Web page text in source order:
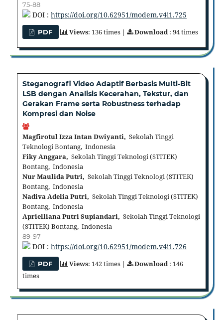
75-88
DOI : https://doi.org/10.62951/modem.v4i1.725
PDF Views: 136 times | Download: 94 times
Steganografi Video Adaptif Berbasis Multi-Bit
LSB dengan Analisis Kecerahan, Tekstur, dan
Gerakan Frame serta Robustness terhadap
Kompresi dan Noise
Magfirotul Izza Intan Dwiyanti, Sekolah Tinggi
Teknologi Bontang, Indonesia
Fiky Anggara, Sekolah Tinggi Teknologi (STITEK)
Bontang, Indonesia
Nur Maulida Putri, Sekolah Tinggi Teknologi (STITEK)
Bontang, Indonesia
Nadiva Adelia Putri, Sekolah Tinggi Teknologi (STITEK)
Bontang, Indonesia
Aprielliana Putri Supiandari, Sekolah Tinggi Teknologi
(STITEK) Bontang, Indonesia
89-97
DOI : https://doi.org/10.62951/modem.v4i1.726
PDF Views: 142 times | Download: 146
times